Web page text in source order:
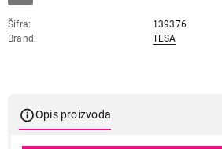
Šifra
139376
Brand
TESA
Opis proizvoda